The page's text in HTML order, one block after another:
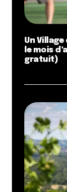
Un
le mois
gratuit)